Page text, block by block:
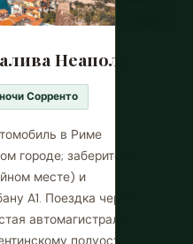
Неаполя
Сорренто
в Риме
городе; заберите в
месте) и
A1. Поездка через
автомагистраль,
полуострову,